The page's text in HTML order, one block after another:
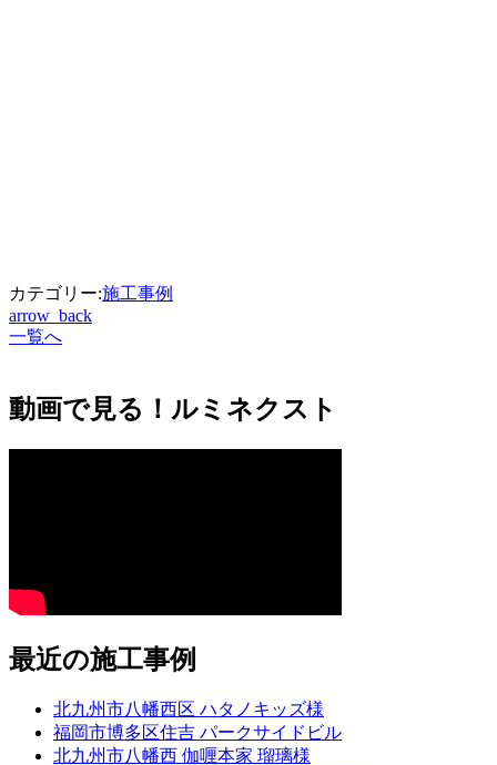
カテゴリー:施工事例
arrow_back
一覧へ
動画で見る！ルミネクスト
最近の施工事例
北九州市八幡西区 ハタノキッズ様
福岡市博多区住吉 パークサイドビル
北九州市八幡西 伽喱本家 瑠璃様